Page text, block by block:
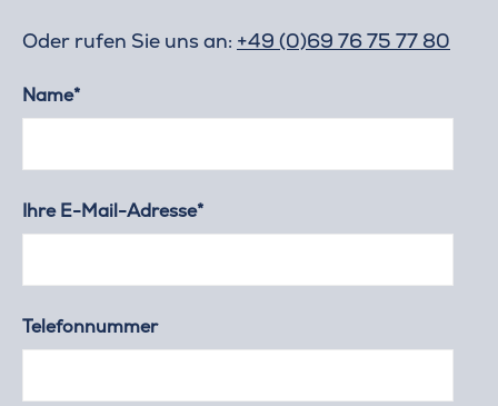
Oder rufen Sie uns an: +49 (0)69 76 75 77 80
Name*
Ihre E-Mail-Adresse*
Telefonnummer